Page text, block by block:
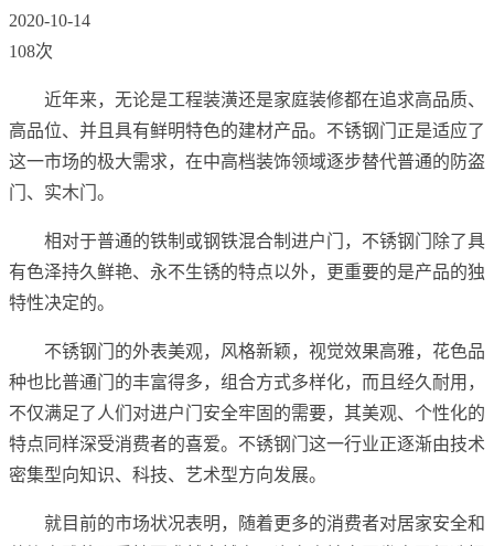
2020-10-14
108次
近年来，无论是工程装潢还是家庭装修都在追求高品质、
高品位、并且具有鲜明特色的建材产品。不锈钢门正是适应了
这一市场的极大需求，在中高档装饰领域逐步替代普通的防盗
门、实木门。
相对于普通的铁制或钢铁混合制进户门，不锈钢门除了具
有色泽持久鲜艳、永不生锈的特点以外，更重要的是产品的独
特性决定的。
不锈钢门的外表美观，风格新颖，视觉效果高雅，花色品
种也比普通门的丰富得多，组合方式多样化，而且经久耐用，
不仅满足了人们对进户门安全牢固的需要，其美观、个性化的
特点同样深受消费者的喜爱。不锈钢门这一行业正逐渐由技术
密集型向知识、科技、艺术型方向发展。
就目前的市场状况表明，随着更多的消费者对居家安全和